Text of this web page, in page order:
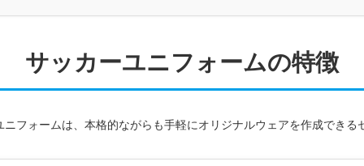
サッカーユニフォームの特徴
フォームは、本格的ながらも手軽にオリジナルウェアを作成できる